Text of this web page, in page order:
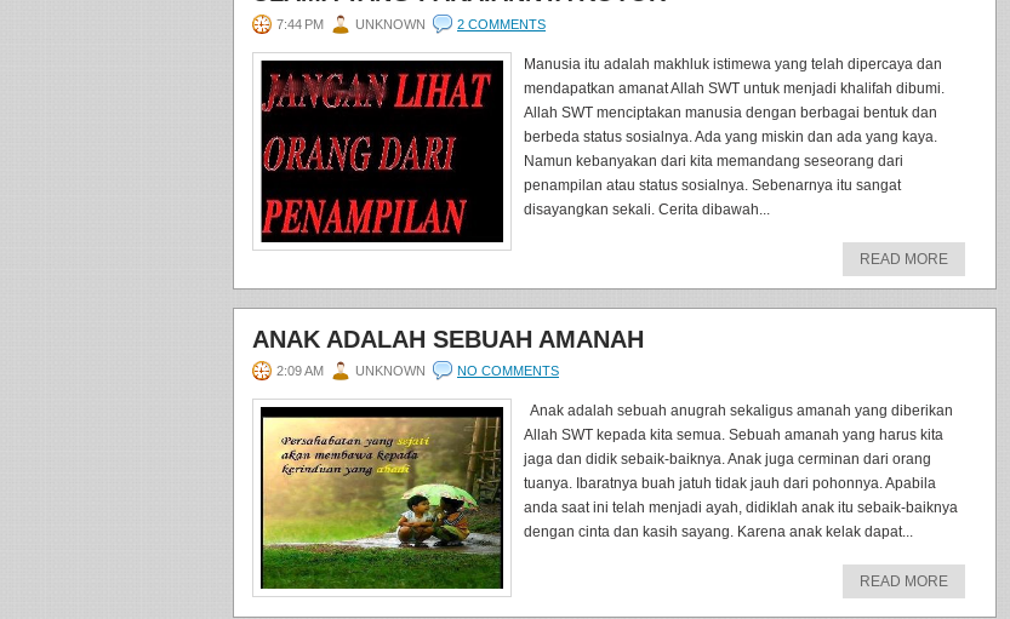
7:44 PM UNKNOWN 2 COMMENTS
Manusia itu adalah makhluk istimewa yang telah dipercaya dan
mendapatkan amanat Allah SWT untuk menjadi khalifah dibumi.
Allah SWT menciptakan manusia dengan berbagai bentuk dan
berbeda status sosialnya. Ada yang miskin dan ada yang kaya.
Namun kebanyakan dari kita memandang seseorang dari
penampilan atau status sosialnya. Sebenarnya itu sangat
disayangkan sekali. Cerita dibawah...
READ MORE
ANAK ADALAH SEBUAH AMANAH
2:09 AM UNKNOWN NO COMMENTS
Anak adalah sebuah anugrah sekaligus amanah yang diberikan
Allah SWT kepada kita semua. Sebuah amanah yang harus kita
jaga dan didik sebaik-baiknya. Anak juga cerminan dari orang
tuanya. Ibaratnya buah jatuh tidak jauh dari pohonnya. Apabila
anda saat ini telah menjadi ayah, didiklah anak itu sebaik-baiknya
dengan cinta dan kasih sayang. Karena anak kelak dapat...
READ MORE